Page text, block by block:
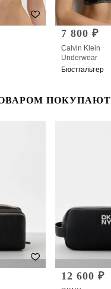
7 800 ₽
Calvin Klein
Underwear
Бюстгальтер
ПОКУПАЮТ
12 600 ₽